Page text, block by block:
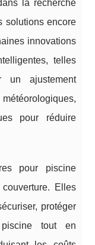
la recherche
solutions encore
innovations
telles
un ajustement
pour réduire
pour piscine
Elles
protéger
tout en